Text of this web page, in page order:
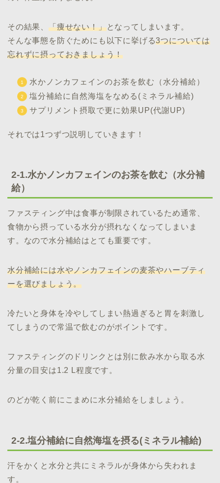
その結果、 「痩せない！」となってしまいます。
そんな事態を防ぐためにも以下に挙げる3つについては
忘れずに摂っておきましょう！
水かノンカフェインのお茶を飲む（水分補給）
塩分補給に自然海塩をなめる(ミネラル補給)
サプリメント摂取で更に効果UP(代謝UP)
それでは1つずつ説明していきます！
2-1.水かノンカフェインのお茶を飲む（水分補
給）
ファスティング中は食事が制限されているため通常、
食物から摂っている水分が摂れなくなってしまいま
す。なので水分補給はとても重要です。
水分補給には水やノンカフェインの麦茶やハーブティ
ーを選びましょう。
冷たいと身体を冷やしてしまい熱過ぎると胃を刺激し
てしまうので常温で飲むのがポイントです。
ファスティングのドリンクとは別に飲み水から取る水
分量の目安は1.2 L程度です。
のどが乾く前にこまめに水分補給をしましょう。
2-2.塩分補給に自然海塩を摂る(ミネラル補給)
汗をかくと水分と共にミネラルが身体から失われま
す。